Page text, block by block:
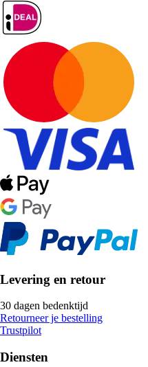
Levering en retour
30 dagen bedenktijd
Retourneer je bestelling
Trustpilot
Diensten